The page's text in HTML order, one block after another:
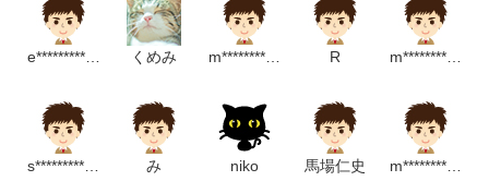
e*****************p くめみ m*********************p R m************************p
s*******************p み niko 馬場仁史 m*********************m